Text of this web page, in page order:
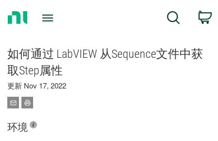
Search
如何通过 LabVIEW 从Sequence文件中获
取Step属性
更新 Nov 17, 2022
环境